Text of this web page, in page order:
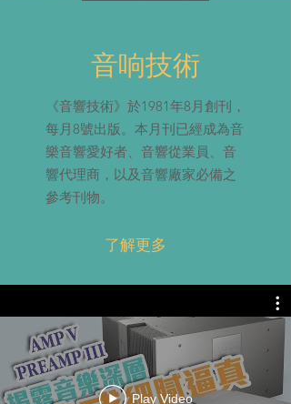
音响技術
《音響技術》於1981年8月創刊，
每月8號出版。本月刊已經成為音
樂音響愛好者、音響從業員、音
響代理商，以及音響廠家必備之
參考刊物。
了解更多
Play Video